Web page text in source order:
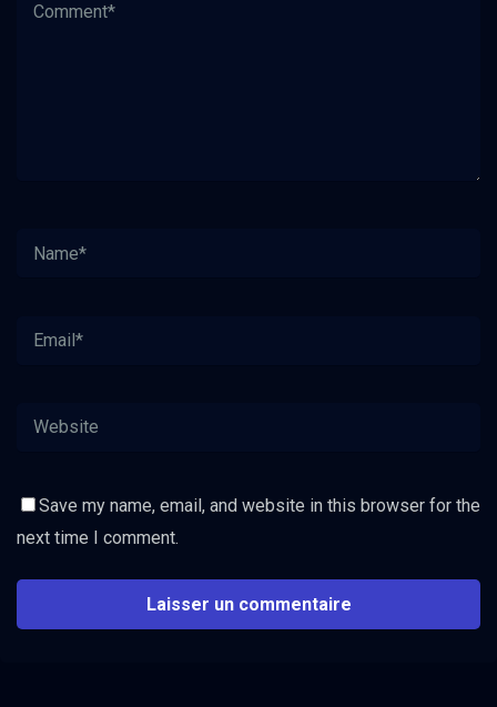
Save my name, email, and website in this browser for the
next time I comment.